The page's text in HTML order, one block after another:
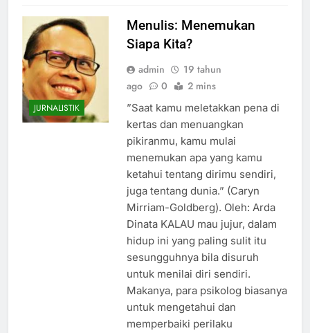
JURNALISTIK
Menulis: Menemukan
Siapa Kita?
admin
19 tahun
ago
0 2 mins
”Saat kamu meletakkan pena di
kertas dan menuangkan
pikiranmu, kamu mulai
menemukan apa yang kamu
ketahui tentang dirimu sendiri,
juga tentang dunia.” (Caryn
Mirriam-Goldberg). Oleh: Arda
Dinata KALAU mau jujur, dalam
hidup ini yang paling sulit itu
sesungguhnya bila disuruh
untuk menilai diri sendiri.
Makanya, para psikolog biasanya
untuk mengetahui dan
memperbaiki perilaku